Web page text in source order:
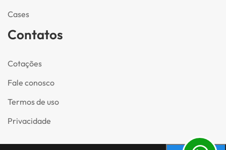
Cases
Contatos
Cotações
Fale conosco
Termos de uso
Privacidade